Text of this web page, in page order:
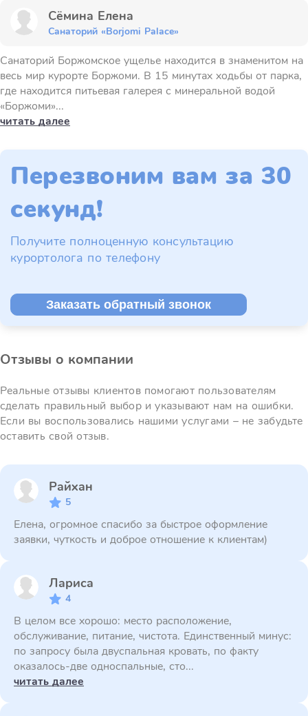
Сёмина Елена
Санаторий «Borjomi Palace»
Санаторий Боржомское ущелье находится в знаменитом на
весь мир курорте Боржоми. В 15 минутах ходьбы от парка,
где находится питьевая галерея с минеральной водой
«Боржоми»...
читать далее
Перезвоним вам за 30
секунд!
Получите полноценную консультацию
курортолога по телефону
Заказать обратный звонок
Отзывы о компании
Реальные отзывы клиентов помогают пользователям
сделать правильный выбор и указывают нам на ошибки.
Если вы воспользовались нашими услугами – не забудьте
оставить свой отзыв.
Райхан
5
Елена, огромное спасибо за быстрое оформление
заявки, чуткость и доброе отношение к клиентам)
Лариса
4
В целом все хорошо: место расположение,
обслуживание, питание, чистота. Единственный минус:
по запросу была двуспальная кровать, по факту
оказалось-две односпальные, сто...
читать далее